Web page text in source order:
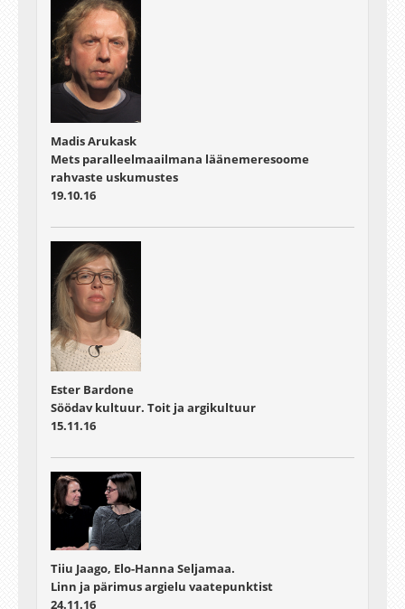
Madis Arukask
Mets paralleelmaailmana läänemeresoome
rahvaste uskumustes
19.10.16
Ester Bardone
Söödav kultuur. Toit ja argikultuur
15.11.16
Tiiu Jaago, Elo-Hanna Seljamaa.
Linn ja pärimus argielu vaatepunktist
24.11.16